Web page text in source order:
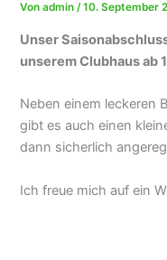
Vonadmin/10. September
Unser
unserem Clubhaus ab
Neben einem leckeren
gibt es auch einen
dann sicherlich
Ich freue mich auf ein